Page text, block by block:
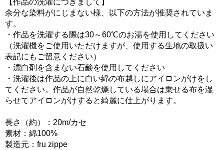
【作品の洗濯につきまして】
余分な染料がにじまない様、以下の方法が推奨されていま
す。
・作品を洗濯する際は30～60℃のお湯を使用してください
（洗濯機をご使用いただけますが、使用する生地の取扱い
表記にもご留意ください）
・漂白剤を含まない石鹸を使用してください
・洗濯後は作品の上に白い綿の布越しにアイロンがけをし
てください。作品が自然乾燥している場合は乗せる布を湿
らせてアイロンがけすると綺麗に仕上がります。
長さ（約）：20m/カセ
素材：綿100%
製造元：fru zippe